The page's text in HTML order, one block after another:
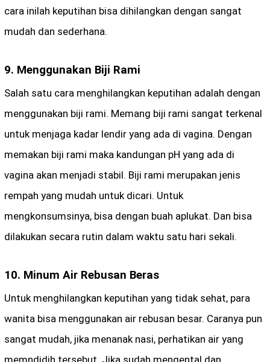
cara inilah keputihan bisa dihilangkan dengan sangat
mudah dan sederhana.
9. Menggunakan Biji Rami
Salah satu cara menghilangkan keputihan adalah dengan
menggunakan biji rami. Memang biji rami sangat terkenal
untuk menjaga kadar lendir yang ada di vagina. Dengan
memakan biji rami maka kandungan pH yang ada di
vagina akan menjadi stabil. Biji rami merupakan jenis
rempah yang mudah untuk dicari. Untuk
mengkonsumsinya, bisa dengan buah aplukat. Dan bisa
dilakukan secara rutin dalam waktu satu hari sekali.
10. Minum Air Rebusan Beras
Untuk menghilangkan keputihan yang tidak sehat, para
wanita bisa menggunakan air rebusan besar. Caranya pun
sangat mudah, jika menanak nasi, perhatikan air yang